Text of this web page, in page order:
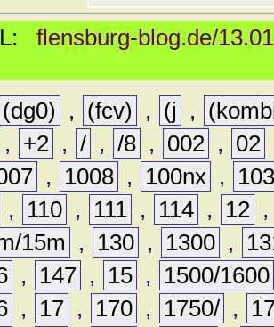
flensburg-blog.de/
(dg0) , (fcv) , (j ,
, +2 , / , /8 , 002 , 02
, 1008 , 100nx ,
, 110 , 111 , 114 , 12
15m , 130 , 1300 ,
, 147 , 15 ,
1500/1600
, 17 , 170 , 1750/ ,